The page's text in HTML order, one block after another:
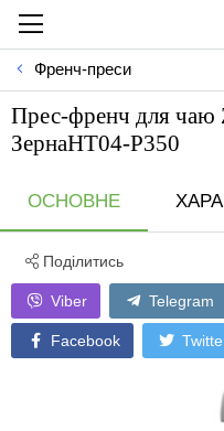
Френч-преси
Прес-френч для чаю
ЗернаНТ04-Р350
ОСНОВНЕ
Поділитись
Viber Telegram
Facebook